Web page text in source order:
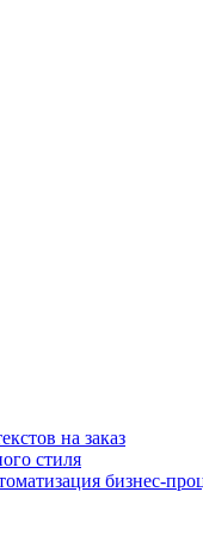
на заказ
стиля
бизнес-